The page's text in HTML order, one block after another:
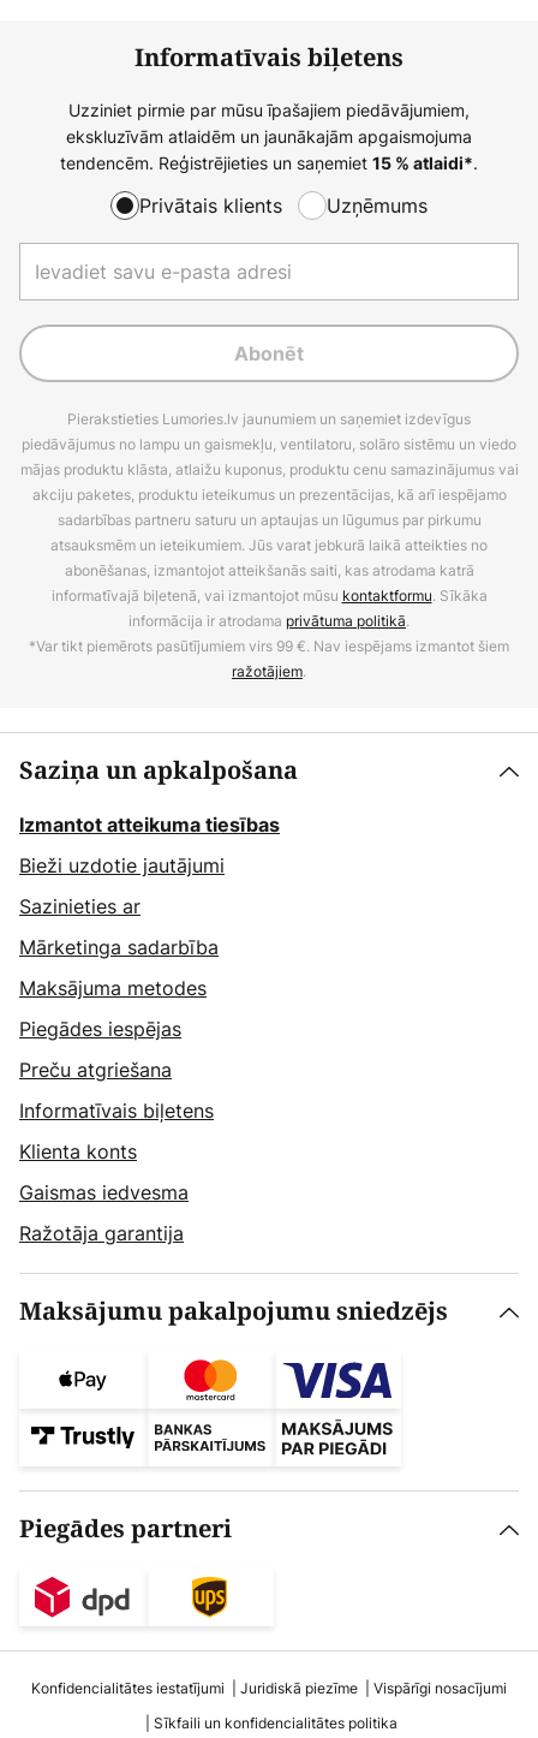
Informatīvais biļetens
Uzziniet pirmie par mūsu īpašajiem piedāvājumiem,
ekskluzīvām atlaidēm un jaunākajām apgaismojuma
tendencēm. Reģistrējieties un saņemiet 15 % atlaidi*.
Privātais klients Uzņēmums
Abonēt
Pierakstieties Lumories.lv jaunumiem un saņemiet izdevīgus
piedāvājumus no lampu un gaismekļu, ventilatoru, solāro sistēmu un viedo
mājas produktu klāsta, atlaižu kuponus, produktu cenu samazinājumus vai
akciju paketes, produktu ieteikumus un prezentācijas, kā arī iespējamo
sadarbības partneru saturu un aptaujas un lūgumus par pirkumu
atsauksmēm un ieteikumiem. Jūs varat jebkurā laikā atteikties no
abonēšanas, izmantojot atteikšanās saiti, kas atrodama katrā
informatīvajā biļetenā, vai izmantojot mūsu kontaktformu. Sīkāka
informācija ir atrodama privātuma politikā.
*Var tikt piemērots pasūtījumiem virs 99 €. Nav iespējams izmantot šiem
ražotājiem.
Saziņa un apkalpošana
Izmantot atteikuma tiesības
Bieži uzdotie jautājumi
Sazinieties ar
Mārketinga sadarbība
Maksājuma metodes
Piegādes iespējas
Preču atgriešana
Informatīvais biļetens
Klienta konts
Gaismas iedvesma
Ražotāja garantija
Maksājumu pakalpojumu sniedzējs
Piegādes partneri
Konfidencialitātes iestatījumi Juridiskā piezīme
Vispārīgi nosacījumi
Sīkfaili un konfidencialitātes politika